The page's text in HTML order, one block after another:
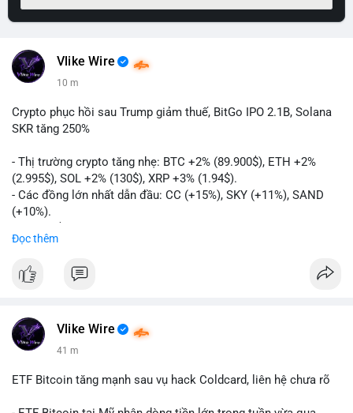
Vlike Wire
10 m
Crypto phục hồi sau Trump giảm thuế, BitGo IPO 2.1B, Solana
SKR tăng 250%
- Thị trường crypto tăng nhẹ: BTC +2% (89.900$), ETH +2%
(2.995$), SOL +2% (130$), XRP +3% (1.94$).
- Các đồng lớn nhất dẫn đầu: CC (+15%), SKY (+11%), SAND
(+10%).
hủy bỏ lệnh thuế EU.
và phân quyền Ethereum.
có sự đồng thuận hai đảng.
- Newrez xem xét Bitcoin và Ethereum trong việc xác định đủ
động.
Đọc thêm
Vlike Wire
41 m
ETF Bitcoin tăng mạnh sau vụ hack Coldcard, liên hệ chưa rõ